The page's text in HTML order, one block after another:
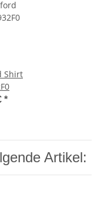
Shirt
*
Artikel: